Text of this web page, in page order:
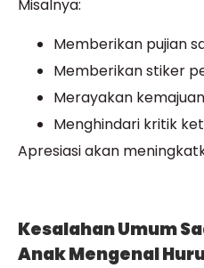
Misalnya:
Memberikan pujian
Memberikan stiker
Merayakan
Menghindari kritik
Apresiasi akan
Kesalahan Umum
Anak Mengenal